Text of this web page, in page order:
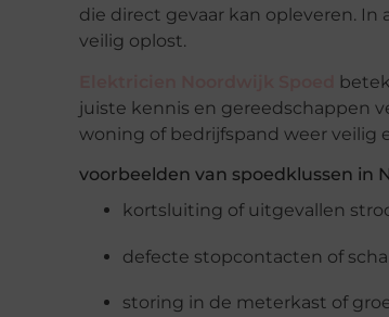
die direct gevaar kan opleveren.
veilig oplost.
juiste kennis en gereedschappen
woning of bedrijfspand weer veilig
voorbeelden van spoedklussen in
kortsluiting of uitgevallen
defecte stopcontacten of
storing in de meterkast of